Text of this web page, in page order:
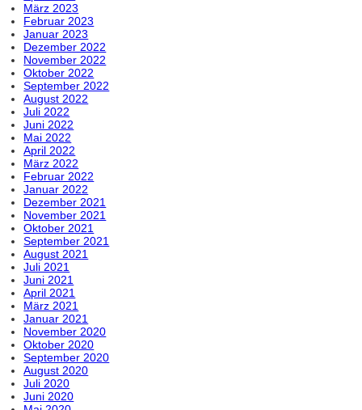
März 2023
Februar 2023
Januar 2023
Dezember 2022
November 2022
Oktober 2022
September 2022
August 2022
Juli 2022
Juni 2022
Mai 2022
April 2022
März 2022
Februar 2022
Januar 2022
Dezember 2021
November 2021
Oktober 2021
September 2021
August 2021
Juli 2021
Juni 2021
April 2021
März 2021
Januar 2021
November 2020
Oktober 2020
September 2020
August 2020
Juli 2020
Juni 2020